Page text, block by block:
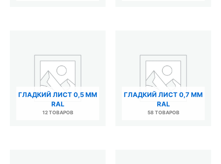
ГЛАДКИЙ ЛИСТ 0,5 ММ
RAL
12 ТОВАРОВ
ГЛАДКИЙ ЛИСТ 0,7 ММ
RAL
58 ТОВАРОВ